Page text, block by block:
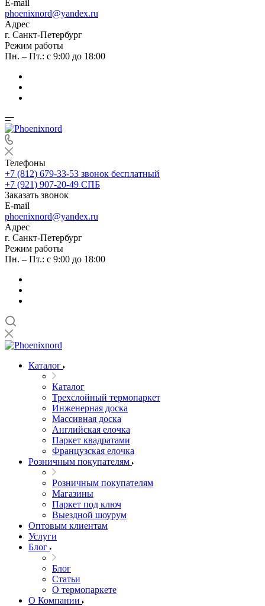
E-mail
phoenixnord@yandex.ru
Адрес
г. Санкт-Петербург
Режим работы
Пн. – Пт.: с 9:00 до 18:00
Телефоны
+7 (812) 679-33-53 звонок бесплатный
+7 (921) 907-20-49 СПБ
Заказать звонок
E-mail
phoenixnord@yandex.ru
Адрес
г. Санкт-Петербург
Режим работы
Пн. – Пт.: с 9:00 до 18:00
Каталог
Каталог
Трехслойный термопаркет
Инженерная доска
Массивная доска
Английская елочка
Паркет квадратами
Французская елочка
Розничным покупателям
Розничным покупателям
Магазины
Паркет под ключ
Выездной шоурум
Оптовым клиентам
Услуги
Блог
Блог
Статьи
О термопаркете
О Компании